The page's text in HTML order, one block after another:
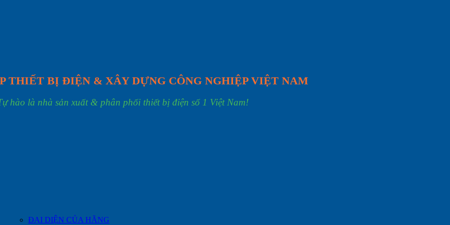
THIẾT BỊ ĐIỆN & XÂY DỰNG CÔNG NGHIỆP VIỆT NAM
hào là nhà sản xuất & phân phối thiết bị điện số 1 Việt Nam!
ĐẠI DIỆN CỦA HÃNG